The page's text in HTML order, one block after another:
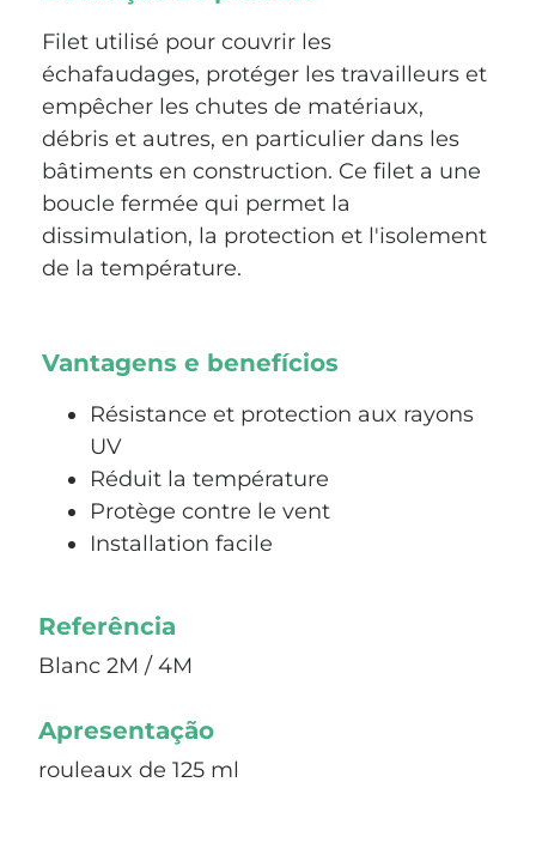
Filet utilisé pour couvrir les
échafaudages, protéger les travailleurs et
empêcher les chutes de matériaux,
débris et autres, en particulier dans les
bâtiments en construction. Ce filet a une
boucle fermée qui permet la
dissimulation, la protection et l'isolement
de la température.
Vantagens e benefícios
Résistance et protection aux rayons
UV
Réduit la température
Protège contre le vent
Installation facile
Referência
Blanc 2M / 4M
Apresentação
rouleaux de 125 ml